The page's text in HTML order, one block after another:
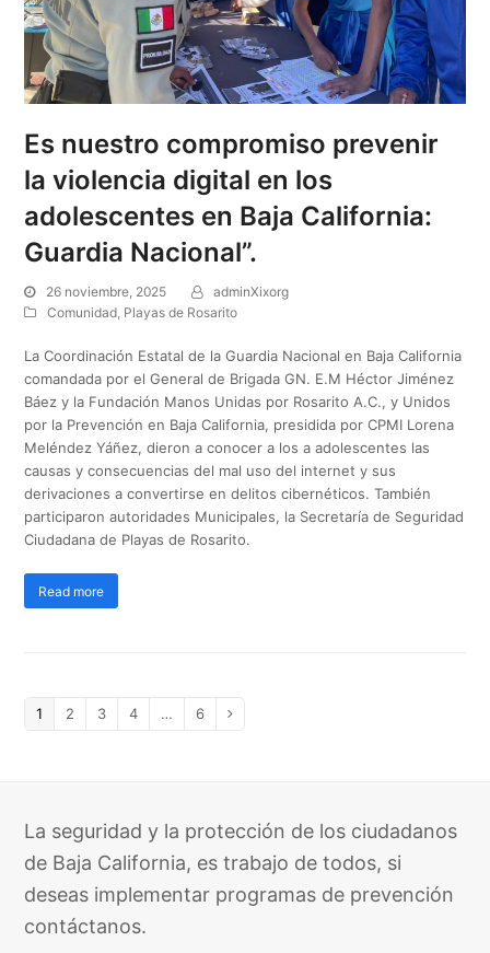
Es nuestro compromiso prevenir
la violencia digital en los
adolescentes en Baja California:
Guardia Nacional”.
26 noviembre, 2025
adminXixorg
Comunidad, Playas de Rosarito
La Coordinación Estatal de la Guardia Nacional en Baja California
comandada por el General de Brigada GN. E.M Héctor Jiménez
Báez y la Fundación Manos Unidas por Rosarito A.C., y Unidos
por la Prevención en Baja California, presidida por CPMI Lorena
Meléndez Yáñez, dieron a conocer a los a adolescentes las
causas y consecuencias del mal uso del internet y sus
derivaciones a convertirse en delitos cibernéticos. También
participaron autoridades Municipales, la Secretaría de Seguridad
Ciudadana de Playas de Rosarito.
Read more
Page
1 Page
2 Page
3 Page
4 … Page
6 Next
La seguridad y la protección de los ciudadanos
de Baja California, es trabajo de todos, si
deseas implementar programas de prevención
contáctanos.